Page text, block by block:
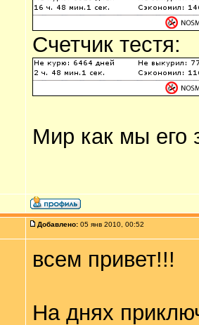
Счетчик тестя:
Мир как мы его
Добавлено: 05 янв 2010, 00:52
всем привет!!!
На днях